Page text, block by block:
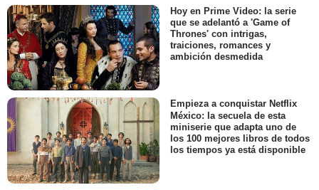
Hoy en Prime Video: la serie
que se adelantó a 'Game of
Thrones' con intrigas,
traiciones, romances y
ambición desmedida
Empieza a conquistar Netflix
México: la secuela de esta
miniserie que adapta uno de
los 100 mejores libros de todos
los tiempos ya está disponible